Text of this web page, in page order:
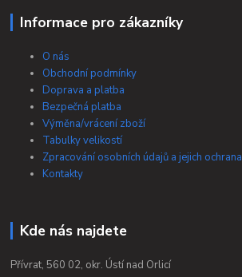
Informace pro zákazníky
O nás
Obchodní podmínky
Doprava a platba
Bezpečná platba
Výměna/vrácení zboží
Tabulky velikostí
Zpracování osobních údajů a jejich ochrana
Kontakty
Kde nás najdete
Přívrat, 560 02, okr. Ústí nad Orlicí